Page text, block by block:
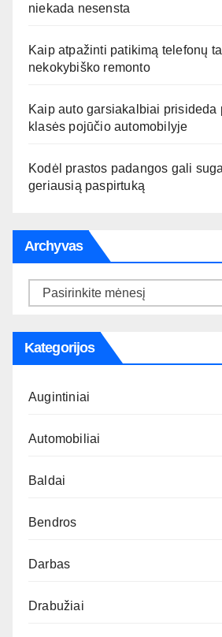
niekada nesensta
Kaip atpažinti patikimą telefonų
nekokybiško remonto
Kaip auto garsiakalbiai prisideda
klasės pojūčio automobilyje
Kodėl prastos padangos gali
geriausią paspirtuką
Archyvas
Archyvas
Kategorijos
Augintiniai
Automobiliai
Baldai
Bendros
Darbas
Drabužiai